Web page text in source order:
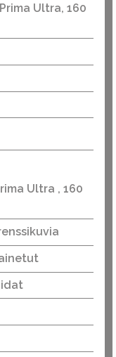
Ultra, 160
Ultra , 160